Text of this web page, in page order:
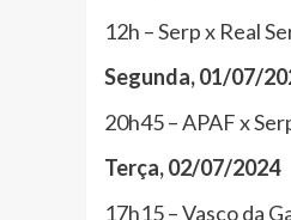
12h – Serp x Real
Segunda, 01/07/
20h45 – APAF x
Terça, 02/07/2024
17h15 – Vasco da